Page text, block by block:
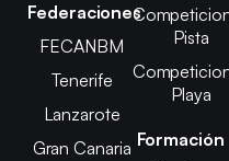
Federaciones
FECANBM
Tenerife
Lanzarote
Gran Canaria
Pista
Playa
Formación